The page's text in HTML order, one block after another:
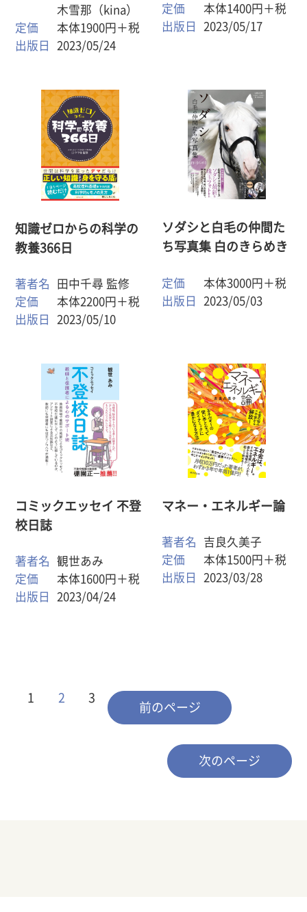
木雪那（kina）
定価
本体1900円＋税
出版日
2023/05/24
定価
本体1400円＋税
出版日
2023/05/17
知識ゼロからの科学の
教養366日
著者名
田中千尋 監修
定価
本体2200円＋税
出版日
2023/05/10
ソダシと白毛の仲間た
ち写真集 白のきらめき
定価
本体3000円＋税
出版日
2023/05/03
コミックエッセイ 不登
校日誌
著者名
観世あみ
定価
本体1600円＋税
出版日
2023/04/24
マネー・エネルギー論
著者名
吉良久美子
定価
本体1500円＋税
出版日
2023/03/28
前のページ
1 2 3
次のページ